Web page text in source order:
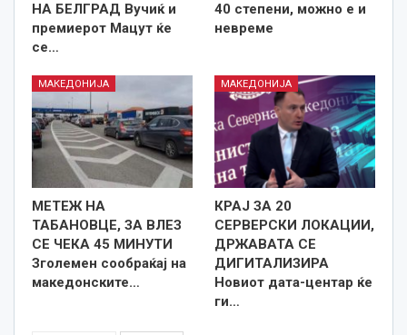
НА БЕЛГРАД Вучиќ и
премиерот Мацут ќе
се…
40 степени, можно е и
невреме
МАКЕДОНИЈА
МЕТЕЖ НА
ТАБАНОВЦЕ, ЗА ВЛЕЗ
СЕ ЧЕКА 45 МИНУТИ
Зголемен сообраќај на
македонските…
МАКЕДОНИЈА
КРАЈ ЗА 20
СЕРВЕРСКИ ЛОКАЦИИ,
ДРЖАВАТА СЕ
ДИГИТАЛИЗИРА
Новиот дата-центар ќе
ги…